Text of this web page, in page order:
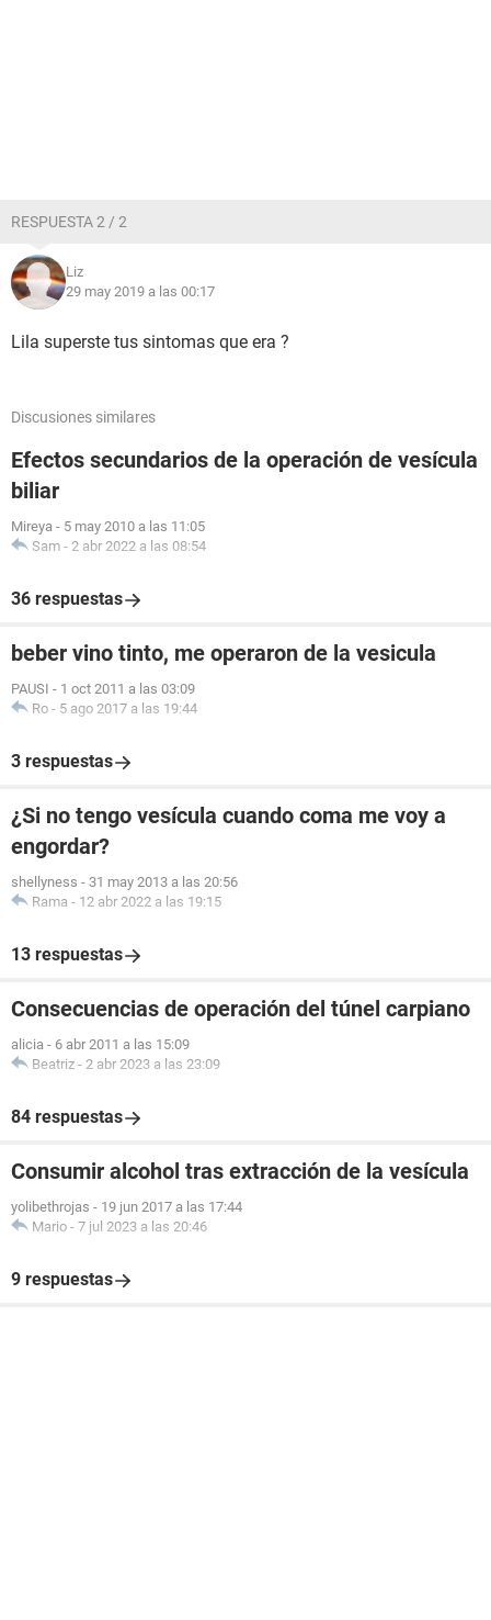
RESPUESTA 2 / 2
Liz
29 may 2019 a las 00:17
Lila superste tus sintomas que era ?
Discusiones similares
Efectos secundarios de la operación de vesícula
biliar
Mireya - 5 may 2010 a las 11:05
Sam - 2 abr 2022 a las 08:54
36 respuestas
beber vino tinto, me operaron de la vesicula
PAUSI - 1 oct 2011 a las 03:09
Ro - 5 ago 2017 a las 19:44
3 respuestas
¿Si no tengo vesícula cuando coma me voy a
engordar?
shellyness - 31 may 2013 a las 20:56
Rama - 12 abr 2022 a las 19:15
13 respuestas
Consecuencias de operación del túnel carpiano
alicia - 6 abr 2011 a las 15:09
Beatriz - 2 abr 2023 a las 23:09
84 respuestas
Consumir alcohol tras extracción de la vesícula
yolibethrojas - 19 jun 2017 a las 17:44
Mario - 7 jul 2023 a las 20:46
9 respuestas